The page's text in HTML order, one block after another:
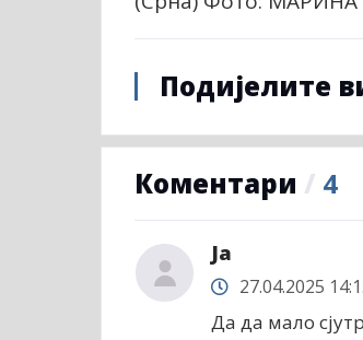
Подијелите
Коментари / 4
Ја
27.04.2025
Да да мало